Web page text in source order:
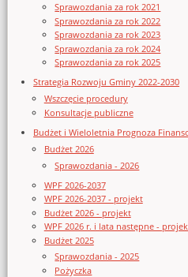
Sprawozdania za rok 2021
Sprawozdania za rok 2022
Sprawozdania za rok 2023
Sprawozdania za rok 2024
Sprawozdania za rok 2025
Strategia Rozwoju Gminy 2022-2030
Wszczęcie procedury
Konsultacje publiczne
Budżet i Wieloletnia Prognoza
Budżet 2026
Sprawozdania - 2026
WPF 2026-2037
WPF 2026-2037 - projekt
Budżet 2026 - projekt
WPF 2026 r. i lata następne -
Budżet 2025
Sprawozdania - 2025
Pożyczka